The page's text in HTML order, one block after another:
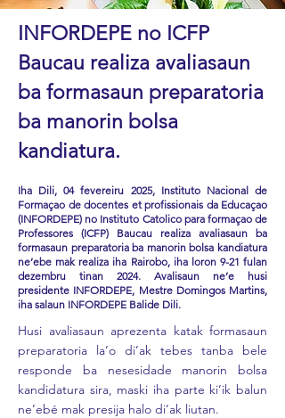
INFORDEPE no ICFP
Baucau realiza avaliasaun
ba formasaun preparatoria
ba manorin bolsa
kandiatura.
Iha Dili, 04 fevereiru 2025, Instituto Nacional de
Formaçao de docentes et profissionais da Educaçao
(INFORDEPE) no Instituto Catolico para formaçao de
Professores (ICFP) Baucau realiza avaliasaun ba
formasaun preparatoria ba manorin bolsa kandiatura
ne’ebe mak realiza iha Rairobo, iha loron 9-21 fulan
dezembru tinan 2024. Avalisaun ne’e husi
presidente INFORDEPE, Mestre Domingos Martins,
iha salaun INFORDEPE Balide Dili.
Husi avaliasaun aprezenta katak formasaun
preparatoria la’o di’ak tebes tanba bele
responde ba nesesidade manorin bolsa
kandidatura sira, maski iha parte ki’ik balun
ne’ebé mak presija halo di’ak liutan.